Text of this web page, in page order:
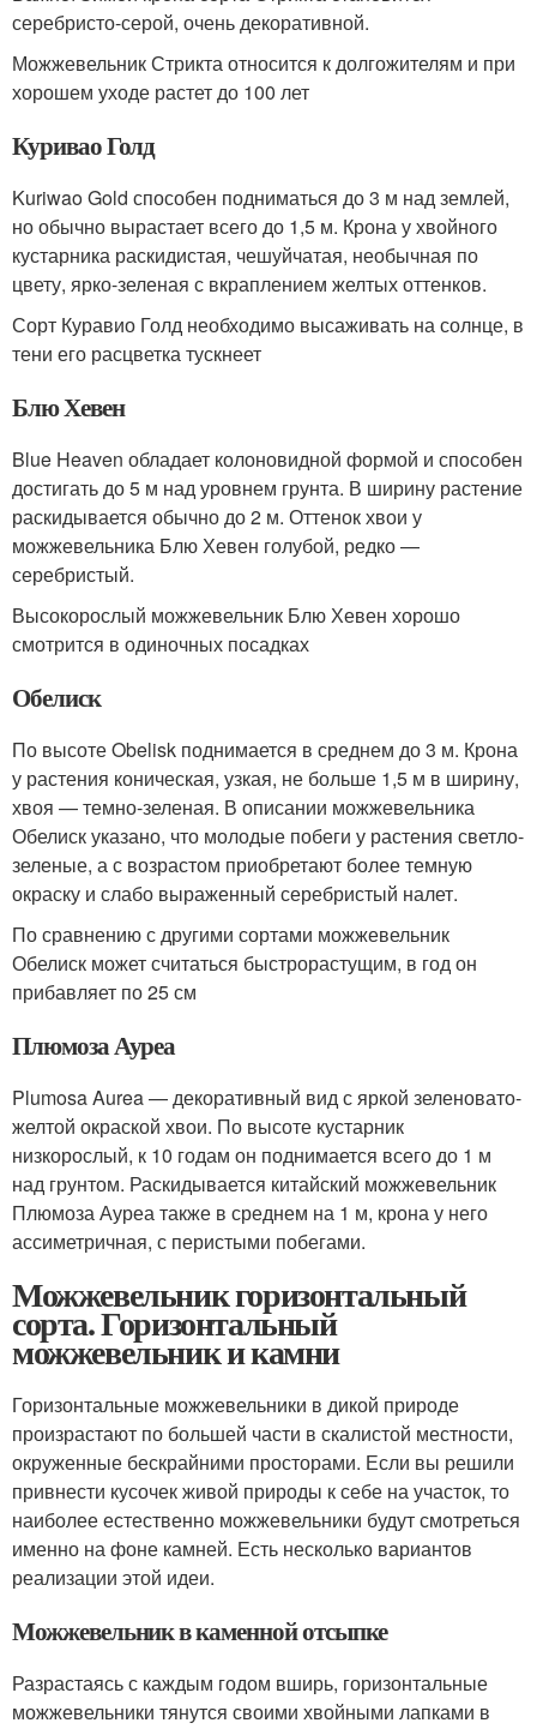
серебристо-серой, очень декоративной.
Можжевельник Стрикта относится к долгожителям и при
хорошем уходе растет до 100 лет
Куривао Голд
Kuriwao Gold способен подниматься до 3 м над землей,
но обычно вырастает всего до 1,5 м. Крона у хвойного
кустарника раскидистая, чешуйчатая, необычная по
цвету, ярко-зеленая с вкраплением желтых оттенков.
Сорт Куравио Голд необходимо высаживать на солнце, в
тени его расцветка тускнеет
Блю Хевен
Blue Heaven обладает колоновидной формой и способен
достигать до 5 м над уровнем грунта. В ширину растение
раскидывается обычно до 2 м. Оттенок хвои у
можжевельника Блю Хевен голубой, редко —
серебристый.
Высокорослый можжевельник Блю Хевен хорошо
смотрится в одиночных посадках
Обелиск
По высоте Obelisk поднимается в среднем до 3 м. Крона
у растения коническая, узкая, не больше 1,5 м в ширину,
хвоя — темно-зеленая. В описании можжевельника
Обелиск указано, что молодые побеги у растения светло-
зеленые, а с возрастом приобретают более темную
окраску и слабо выраженный серебристый налет.
По сравнению с другими сортами можжевельник
Обелиск может считаться быстрорастущим, в год он
прибавляет по 25 см
Плюмоза Ауреа
Plumosa Aurea — декоративный вид с яркой зеленовато-
желтой окраской хвои. По высоте кустарник
низкорослый, к 10 годам он поднимается всего до 1 м
над грунтом. Раскидывается китайский можжевельник
Плюмоза Ауреа также в среднем на 1 м, крона у него
ассиметричная, с перистыми побегами.
Можжевельник горизонтальный
сорта. Горизонтальный
можжевельник и камни
Горизонтальные можжевельники в дикой природе
произрастают по большей части в скалистой местности,
окруженные бескрайними просторами. Если вы решили
привнести кусочек живой природы к себе на участок, то
наиболее естественно можжевельники будут смотреться
именно на фоне камней. Есть несколько вариантов
реализации этой идеи.
Можжевельник в каменной отсыпке
Разрастаясь с каждым годом вширь, горизонтальные
можжевельники тянутся своими хвойными лапками в